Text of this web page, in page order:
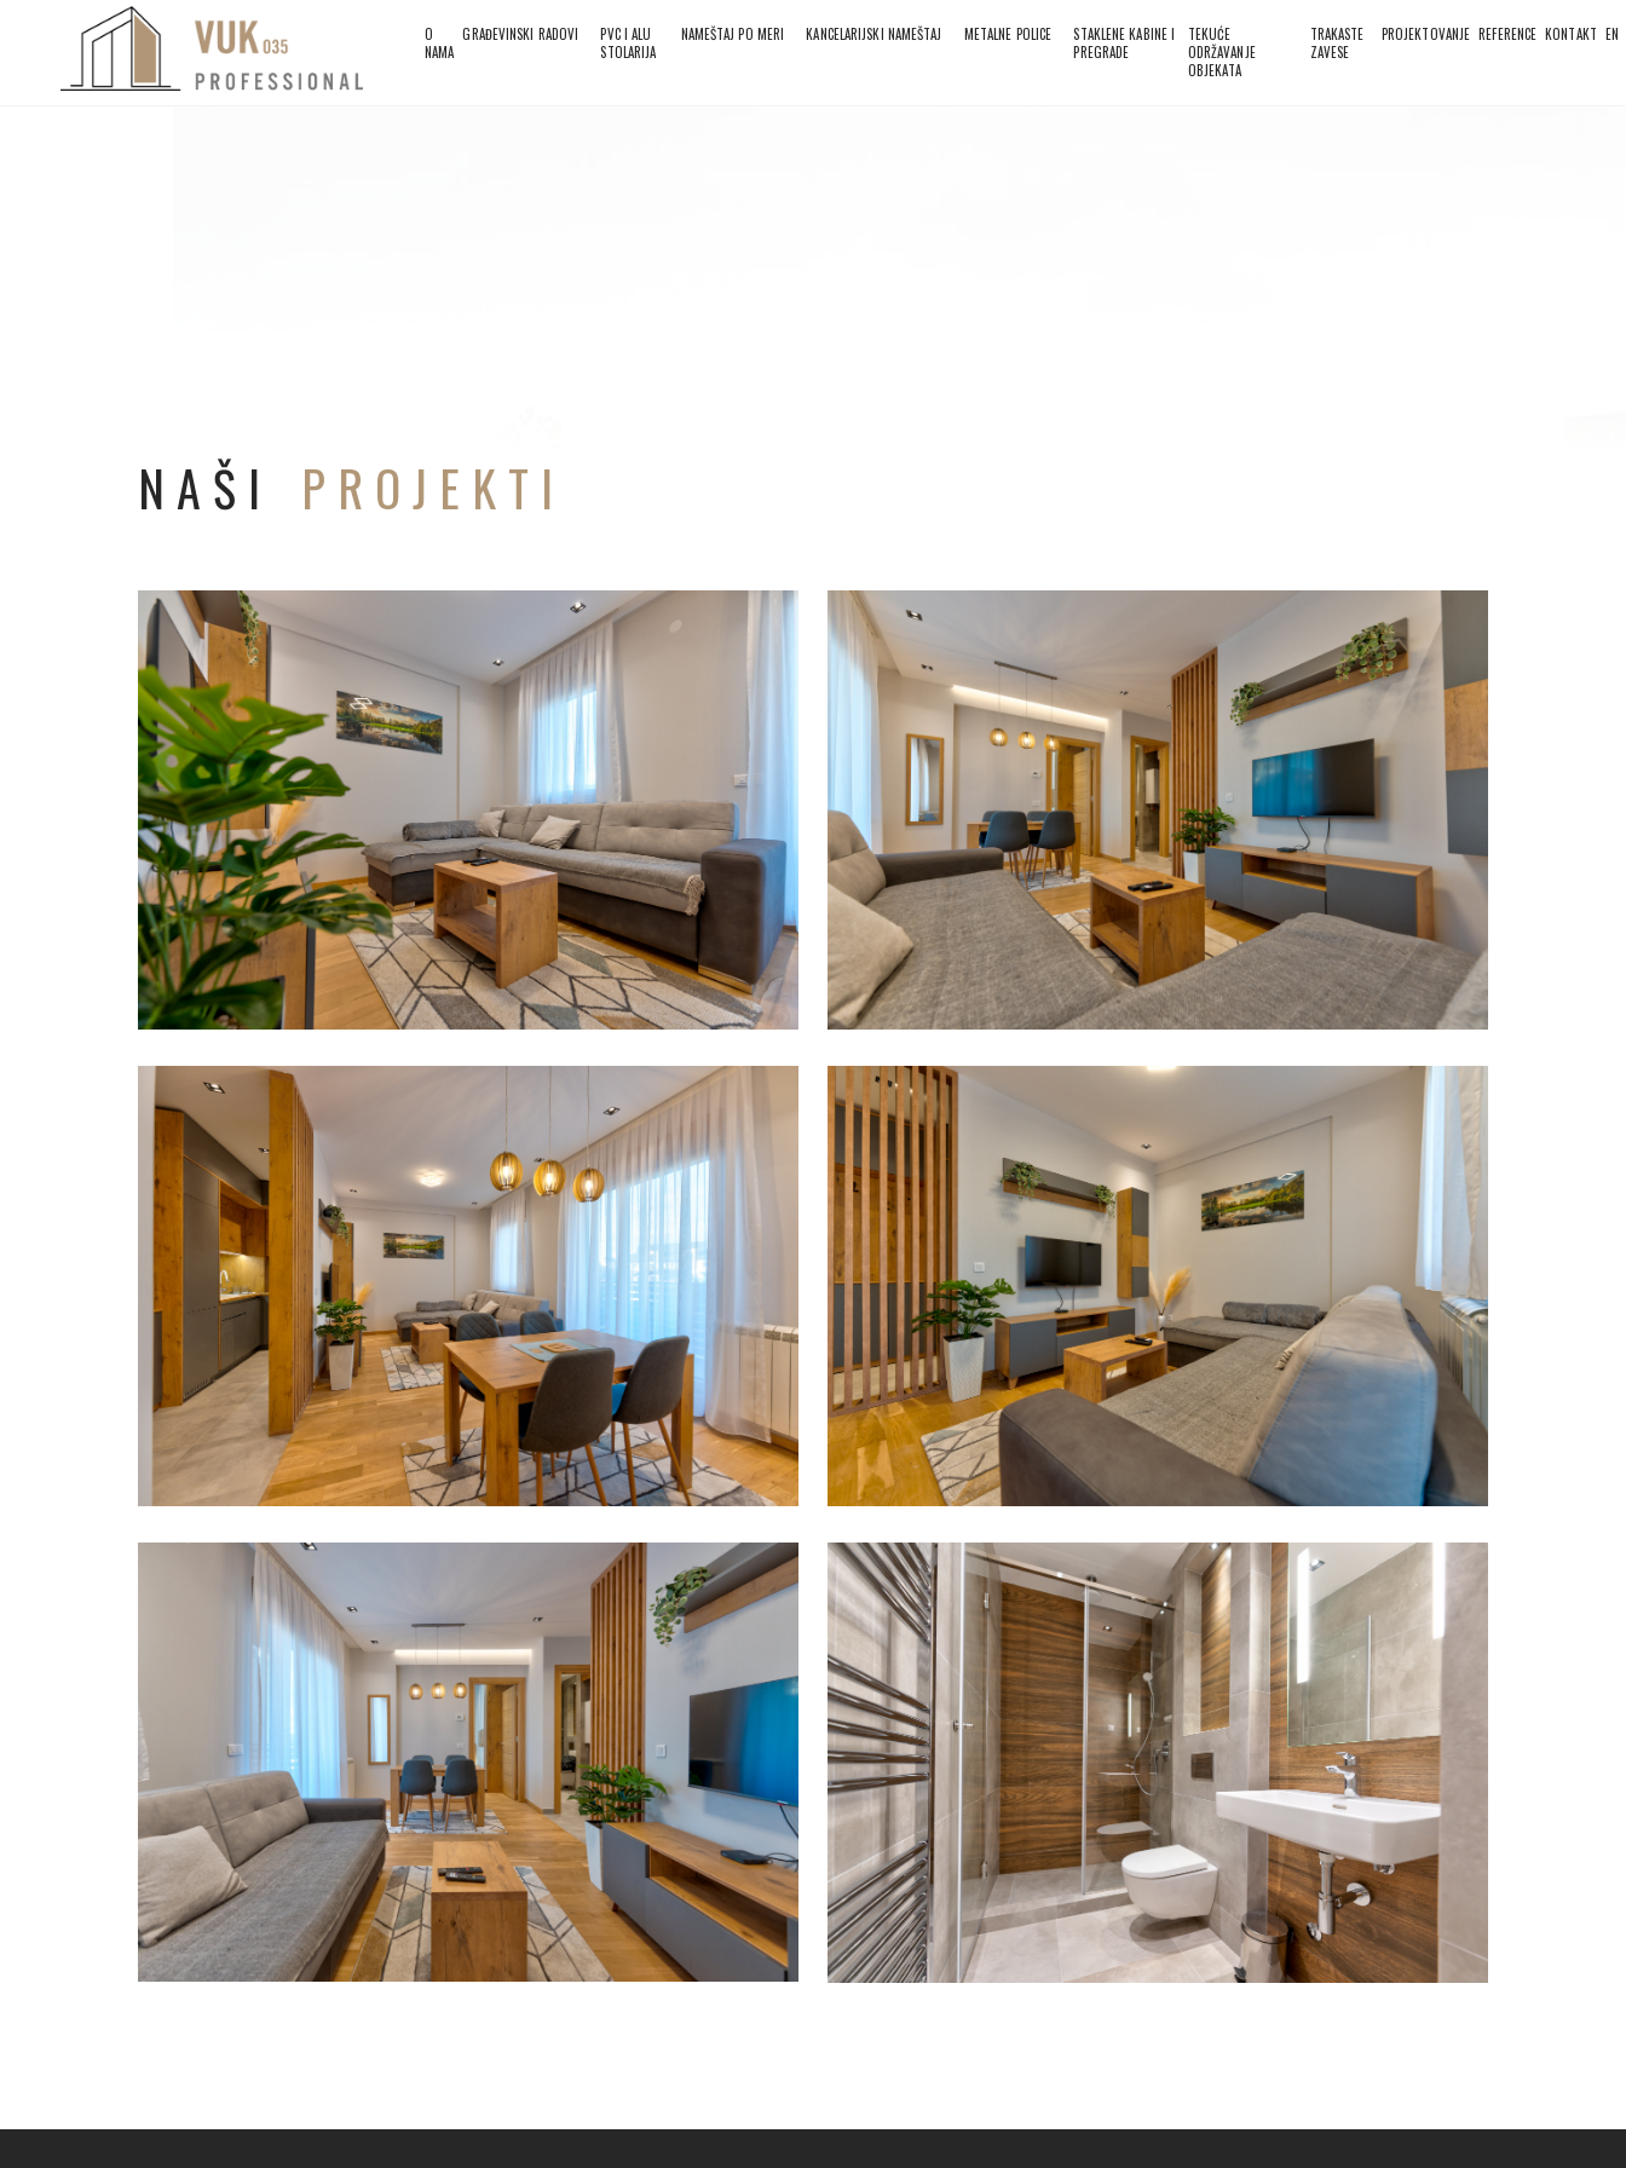
O
NAMA
GRAĐEVINSKI RADOVI
PVC I ALU
STOLARIJA
NAMEŠTAJ PO MERI KANCELARIJSKI NAMEŠTAJ METALNE POLICE
STAKLENE KABINE I
PREGRADE
TEKUĆE
ODRŽAVANJE
OBJEKATA
TRAKASTE
ZAVESE
PROJEKTOVANJE REFERENCE KONTAKT EN
NAŠI PROJEKTI
POJEDINAČNI PROJEKAT
ADAPTACIJA
POJEDINAČNI PROJEKAT
ADAPTACIJA
POJEDINAČNI PROJEKAT
ADAPTACIJA
POJEDINAČNI PROJEKAT
ADAPTACIJA